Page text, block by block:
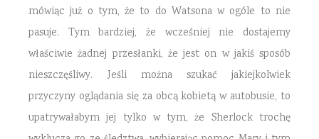
mówiąc już o tym, że to do Watsona w ogóle to nie
pasuje. Tym bardziej, że wcześniej nie dostajemy
właściwie żadnej przesłanki, że jest on w jakiś sposób
nieszczęśliwy. Jeśli można szukać jakiejkolwiek
przyczyny oglądania się za obcą kobietą w autobusie, to
upatrywałabym jej tylko w tym, że Sherlock trochę